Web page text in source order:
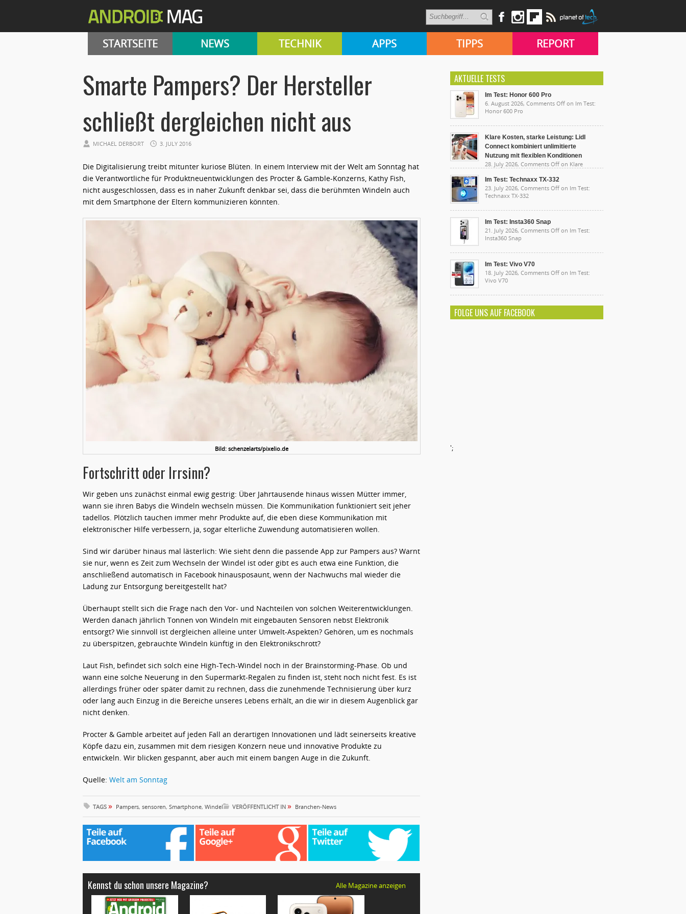
STARTSEITE NEWS TECHNIK APPS TIPPS REPORT
Smarte Pampers? Der Hersteller
schließt dergleichen nicht aus
MICHAEL DERBORT 3. JULY 2016
Die Digitalisierung treibt mitunter kuriose Blüten. In einem Interview mit der Welt am Sonntag hat
die Verantwortliche für Produktneuentwicklungen des Procter & Gamble-Konzerns, Kathy Fish,
nicht ausgeschlossen, dass es in naher Zukunft denkbar sei, dass die berühmten Windeln auch
mit dem Smartphone der Eltern kommunizieren könnten.
Bild: schenzelarts/pixelio.de
Fortschritt oder Irrsinn?
Wir geben uns zunächst einmal ewig gestrig: Über Jahrtausende hinaus wissen Mütter immer,
wann sie ihren Babys die Windeln wechseln müssen. Die Kommunikation funktioniert seit jeher
tadellos. Plötzlich tauchen immer mehr Produkte auf, die eben diese Kommunikation mit
elektronischer Hilfe verbessern, ja, sogar elterliche Zuwendung automatisieren wollen.
Sind wir darüber hinaus mal lästerlich: Wie sieht denn die passende App zur Pampers aus? Warnt
sie nur, wenn es Zeit zum Wechseln der Windel ist oder gibt es auch etwa eine Funktion, die
anschließend automatisch in Facebook hinausposaunt, wenn der Nachwuchs mal wieder die
Ladung zur Entsorgung bereitgestellt hat?
Überhaupt stellt sich die Frage nach den Vor- und Nachteilen von solchen Weiterentwicklungen.
Werden danach jährlich Tonnen von Windeln mit eingebauten Sensoren nebst Elektronik
entsorgt? Wie sinnvoll ist dergleichen alleine unter Umwelt-Aspekten? Gehören, um es nochmals
zu überspitzen, gebrauchte Windeln künftig in den Elektronikschrott?
Laut Fish, befindet sich solch eine High-Tech-Windel noch in der Brainstorming-Phase. Ob und
wann eine solche Neuerung in den Supermarkt-Regalen zu finden ist, steht noch nicht fest. Es ist
allerdings früher oder später damit zu rechnen, dass die zunehmende Technisierung über kurz
oder lang auch Einzug in die Bereiche unseres Lebens erhält, an die wir in diesem Augenblick gar
nicht denken.
Procter & Gamble arbeitet auf jeden Fall an derartigen Innovationen und lädt seinerseits kreative
Köpfe dazu ein, zusammen mit dem riesigen Konzern neue und innovative Produkte zu
entwickeln. Wir blicken gespannt, aber auch mit einem bangen Auge in die Zukunft.
Quelle: Welt am Sonntag
TAGS » Pampers, sensoren, Smartphone, Windel VERÖFFENTLICHT IN » Branchen-News
Kennst du schon unsere Magazine? Alle Magazine anzeigen
AKTUELLE TESTS
Im Test: Honor 600 Pro
6. August 2026, Comments Off on Im Test:
Honor 600 Pro
Klare Kosten, starke Leistung: Lidl
Connect kombiniert unlimitierte
Nutzung mit flexiblen Konditionen
28. July 2026, Comments Off on Klare
unlimitierte Nutzung mit flexiblen Konditionen
Im Test: Technaxx TX-332
23. July 2026, Comments Off on Im Test:
Technaxx TX-332
Im Test: Insta360 Snap
21. July 2026, Comments Off on Im Test:
Insta360 Snap
Im Test: Vivo V70
18. July 2026, Comments Off on Im Test:
Vivo V70
FOLGE UNS AUF FACEBOOK
';